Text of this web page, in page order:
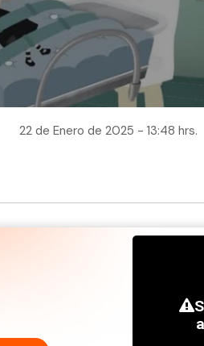
22 de Enero de 2025 - 13:48 hrs.